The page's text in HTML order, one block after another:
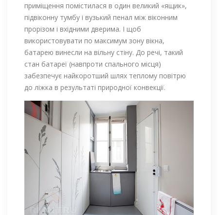
приміщення помістилася в один великий «ящик»,
підвіконну тумбу і вузький пенал між віконним
прорізом і вхідними дверима. І щоб
використовувати по максимум зону вікна,
батарею винесли на вільну стіну. До речі, такий
стан батареї (навпроти спального місця)
забезпечує найкоротший шлях теплому повітрю
до ліжка в результаті природної конвекції.